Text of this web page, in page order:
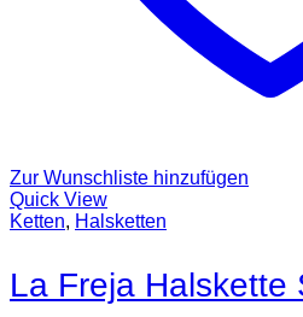
Zur Wunschliste hinzufügen
Quick View
Ketten, Halsketten
La Freja Halskette